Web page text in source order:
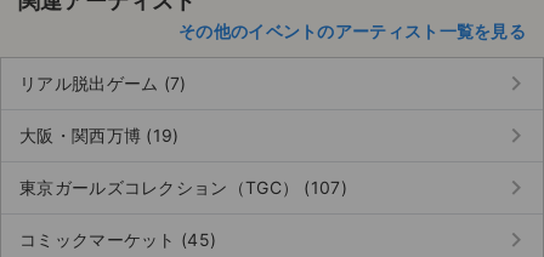
その他のイベントのアーティスト一覧を見る
リアル脱出ゲーム (7) keyboard_arrow_right
大阪・関西万博 (19) keyboard_arrow_right
東京ガールズコレクション（TGC） (107) keyboard_arrow_right
コミックマーケット (45) keyboard_arrow_right